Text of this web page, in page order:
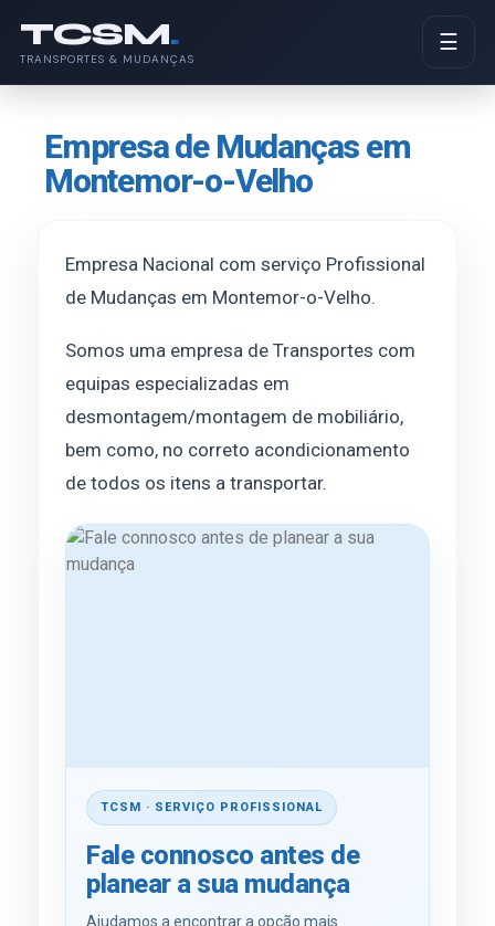
TCSM.
TRANSPORTES & MUDANÇAS
☰
Empresa de Mudanças em
Montemor-o-Velho
Empresa Nacional com serviço Profissional
de Mudanças em Montemor-o-Velho.
Somos uma empresa de Transportes com
equipas especializadas em
desmontagem/montagem de mobiliário,
bem como, no correto acondicionamento
de todos os itens a transportar.
TCSM · SERVIÇO PROFISSIONAL
Fale connosco antes de
planear a sua mudança
Ajudamos a encontrar a opção mais